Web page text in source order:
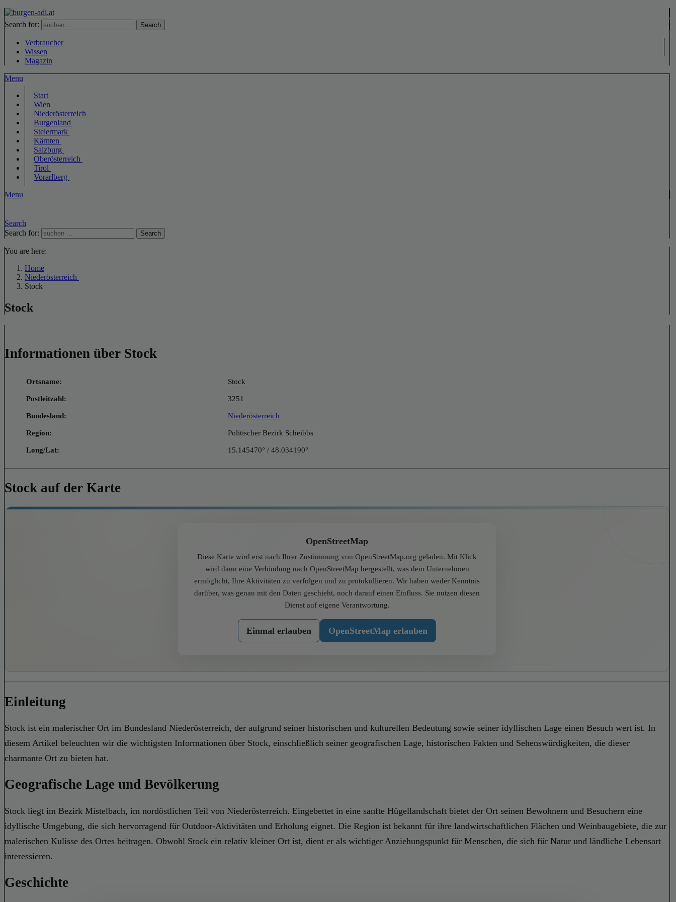
Search for: Search
Verbraucher
Wissen
Magazin
Menu
Start
Wien
Niederösterreich
Burgenland
Steiermark
Kärnten
Salzburg
Oberösterreich
Tirol
Vorarlberg
Menu
Search
Search for:
Search
You are here:
Home
Niederösterreich
Stock
Stock
Informationen über Stock
Ortsname: Stock
Postleitzahl: 3251
Bundesland: Niederösterreich
Region: Politischer Bezirk Scheibbs
Long/Lat: 15.145470° / 48.034190°
Stock auf der Karte
OpenStreetMap
Diese Karte wird erst nach Ihrer Zustimmung von OpenStreetMap.org geladen. Mit Klick
wird dann eine Verbindung nach OpenStreetMap hergestellt, was dem Unternehmen
ermöglicht, Ihre Aktivitäten zu verfolgen und zu protokollieren. Wir haben weder Kenntnis
darüber, was genau mit den Daten geschieht, noch darauf einen Einfluss. Sie nutzen diesen
Dienst auf eigene Verantwortung.
Einmal erlauben OpenStreetMap erlauben
Einleitung
Stock ist ein malerischer Ort im Bundesland Niederösterreich, der aufgrund seiner historischen und kulturellen Bedeutung sowie seiner idyllischen Lage einen Besuch wert ist. In
diesem Artikel beleuchten wir die wichtigsten Informationen über Stock, einschließlich seiner geografischen Lage, historischen Fakten und Sehenswürdigkeiten, die dieser
charmante Ort zu bieten hat.
Geografische Lage und Bevölkerung
Stock liegt im Bezirk Mistelbach, im nordöstlichen Teil von Niederösterreich. Eingebettet in eine sanfte Hügellandschaft bietet der Ort seinen Bewohnern und Besuchern eine
idyllische Umgebung, die sich hervorragend für Outdoor-Aktivitäten und Erholung eignet. Die Region ist bekannt für ihre landwirtschaftlichen Flächen und Weinbaugebiete, die zur
malerischen Kulisse des Ortes beitragen. Obwohl Stock ein relativ kleiner Ort ist, dient er als wichtiger Anziehungspunkt für Menschen, die sich für Natur und ländliche Lebensart
interessieren.
Geschichte